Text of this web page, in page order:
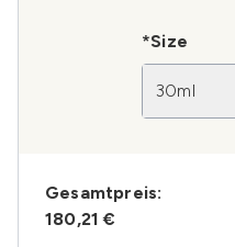
*Size
30ml
Gesamtpreis:
180,21 €